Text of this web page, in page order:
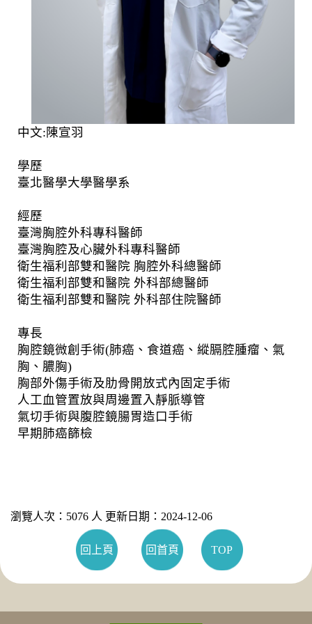
中文:陳宣羽
學歷
臺北醫學大學醫學系
經歷
臺灣胸腔外科專科醫師
臺灣胸腔及心臟外科專科醫師
衛生福利部雙和醫院 胸腔外科總醫師
衛生福利部雙和醫院 外科部總醫師
衛生福利部雙和醫院 外科部住院醫師
專長
胸腔鏡微創手術(肺癌、食道癌、縱膈腔腫瘤、氣
胸、膿胸)
胸部外傷手術及肋骨開放式內固定手術
人工血管置放與周邊置入靜脈導管
氣切手術與腹腔鏡腸胃造口手術
早期肺癌篩檢
瀏覽人次：5076 人 更新日期：2024-12-06
回上頁 回首頁 TOP